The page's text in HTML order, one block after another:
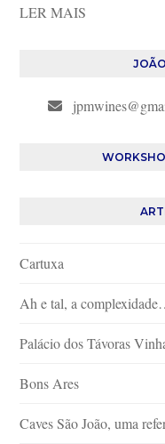
LER MAIS
Cartuxa
Ah e tal, a
Palácio dos Távoras
Bons Ares
Caves São João, uma